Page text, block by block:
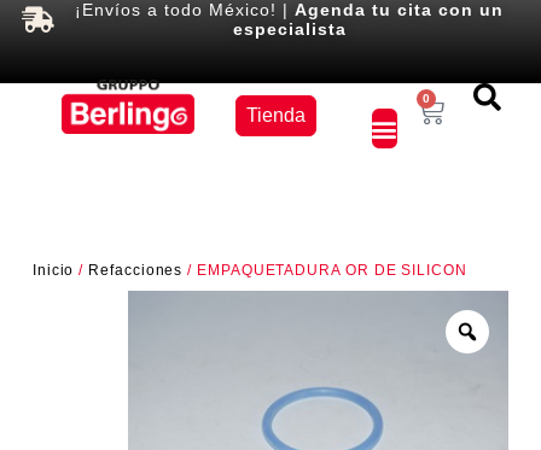
¡Envíos a todo México! |Agenda tu cita con un
especialista
Tienda
0
Inicio / Refacciones / EMPAQUETADURA OR DE SILICON